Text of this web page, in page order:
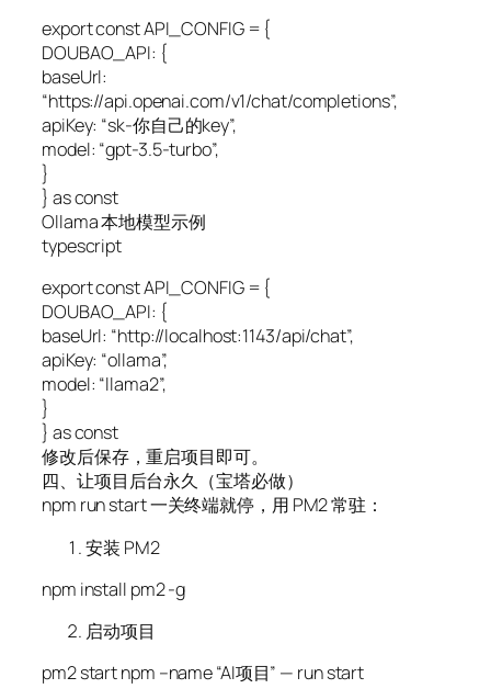
export const API_CONFIG = {
DOUBAO_API: {
baseUrl:
“https://api.openai.com/v1/chat/completions”,
apiKey: “sk-你自己的key”,
model: “gpt-3.5-turbo”,
}
} as const
Ollama 本地模型示例
typescript
export const API_CONFIG = {
DOUBAO_API: {
baseUrl: “http://localhost:1143/api/chat”,
apiKey: “ollama”,
model: “llama2”,
}
} as const
修改后保存，重启项目即可。
四、让项目后台永久（宝塔必做）
npm run start 一关终端就停，用 PM2 常驻：
安装 PM2
npm install pm2 -g
启动项目
pm2 start npm –name “AI项目” — run start